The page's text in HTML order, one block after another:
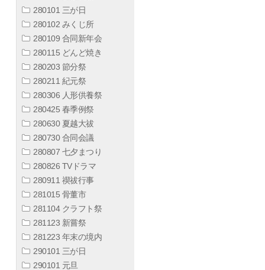
280101 三が日
280102 みくじ所
280109 合同新年会
280115 どんど焼き
280203 節分祭
280211 紀元祭
280306 人形供養祭
280425 春季例祭
280630 夏越大祓
280730 合同会議
280807 七夕まつり
280826 TVドラマ
280911 禊祓行事
281015 骨董市
281104 クラフト祭
281123 新嘗祭
281223 年末の境内
290101 三が日
290101 元旦